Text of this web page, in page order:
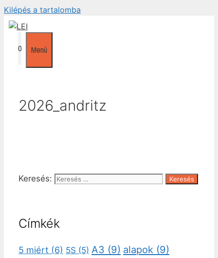
Kilépés a tartalomba
0 Menü
2026_andritz
Keresés:
Címkék
5 miért (6) 5S (5) A3 (9) alapok (9)